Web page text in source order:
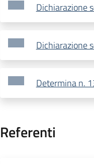
Dichiarazione
Dichiarazione
Determina n.
Referenti